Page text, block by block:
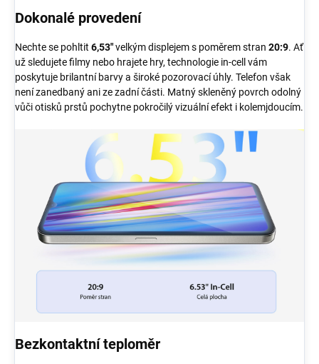
Dokonalé provedení
Nechte se pohltit 6,53"velkým displejem s poměrem stran 20:9. Ať
už sledujete filmy nebo hrajete hry, technologie in-cell vám
poskytuje brilantní barvy a široké pozorovací úhly. Telefon však
není zanedbaný ani ze zadní části. Matný skleněný povrch odolný
vůči otisků prstů pochytne pokročilý vizuální efekt i kolemjdoucím.
Bezkontaktní teploměr